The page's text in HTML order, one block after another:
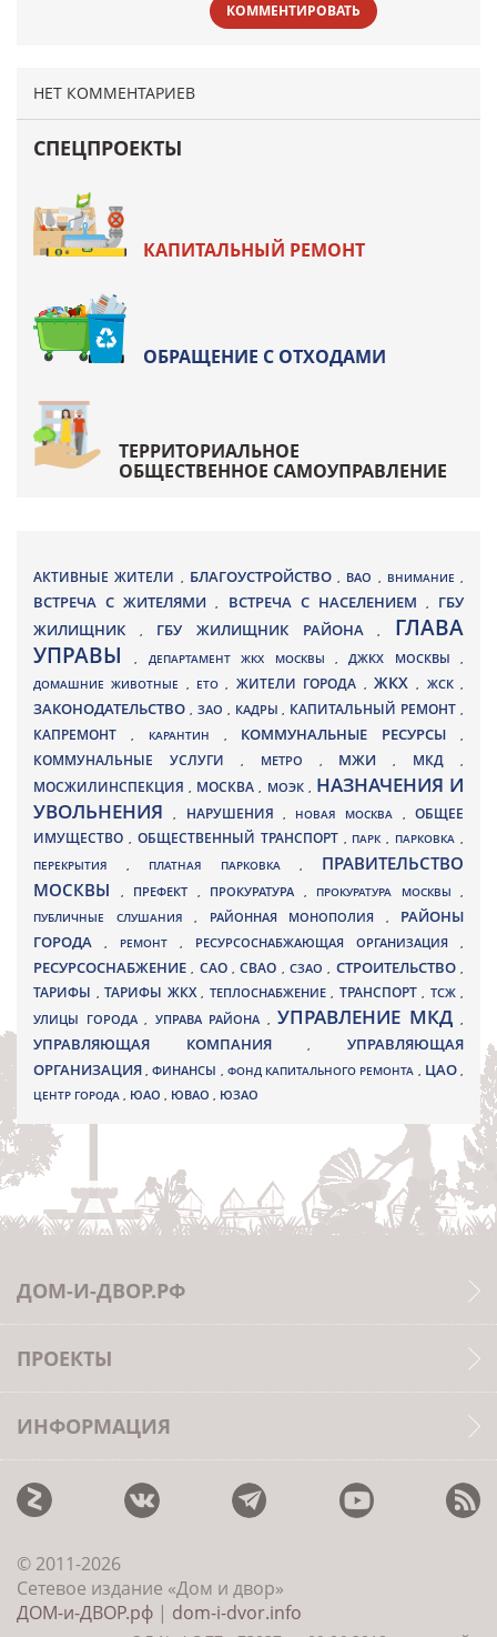
КОММЕНТИРОВАТЬ
НЕТ КОММЕНТАРИЕВ
СПЕЦПРОЕКТЫ
КАПИТАЛЬНЫЙ РЕМОНТ
ОБРАЩЕНИЕ С ОТХОДАМИ
ТЕРРИТОРИАЛЬНОЕ
ОБЩЕСТВЕННОЕ САМОУПРАВЛЕНИЕ
АКТИВНЫЕ ЖИТЕЛИ , БЛАГОУСТРОЙСТВО , ВАО , ВНИМАНИЕ ,
ВСТРЕЧА С ЖИТЕЛЯМИ, ВСТРЕЧА С НАСЕЛЕНИЕМ , ГБУ
ЖИЛИЩНИК
, ГБУ ЖИЛИЩНИК РАЙОНА, ГЛАВА
УПРАВЫ, ДЕПАРТАМЕНТ ЖКХ МОСКВЫ ,ДЖКХ МОСКВЫ ,
ДОМАШНИЕ ЖИВОТНЫЕ , ЕТО, ЖИТЕЛИ ГОРОДА , ЖКХ, ЖСК,
ЗАКОНОДАТЕЛЬСТВО , ЗАО , КАДРЫ, КАПИТАЛЬНЫЙ РЕМОНТ ,
КАПРЕМОНТ , КАРАНТИН , КОММУНАЛЬНЫЕ РЕСУРСЫ,
КОММУНАЛЬНЫЕ УСЛУГИ , МЕТРО , МЖИ, МКД ,
МОСЖИЛИНСПЕКЦИЯ, МОСКВА , МОЭК , НАЗНАЧЕНИЯ И
УВОЛЬНЕНИЯ, НАРУШЕНИЯ , НОВАЯ МОСКВА ,ОБЩЕЕ
ИМУЩЕСТВО , ОБЩЕСТВЕННЫЙ ТРАНСПОРТ , ПАРК, ПАРКОВКА ,
ПЕРЕКРЫТИЯ , ПЛАТНАЯ ПАРКОВКА , ПРАВИТЕЛЬСТВО
МОСКВЫ
, ПРЕФЕКТ , ПРОКУРАТУРА , ПРОКУРАТУРА МОСКВЫ ,
ПУБЛИЧНЫЕ СЛУШАНИЯ , РАЙОННАЯ МОНОПОЛИЯ , РАЙОНЫ
ГОРОДА
, РЕМОНТ , РЕСУРСОСНАБЖАЮЩАЯ ОРГАНИЗАЦИЯ ,
РЕСУРСОСНАБЖЕНИЕ, САО,СВАО ,СЗАО, СТРОИТЕЛЬСТВО,
ТАРИФЫ , ТАРИФЫ ЖКХ , ТЕПЛОСНАБЖЕНИЕ , ТРАНСПОРТ , ТСЖ ,
УЛИЦЫ ГОРОДА , УПРАВА РАЙОНА , УПРАВЛЕНИЕ МКД ,
УПРАВЛЯЮЩАЯ КОМПАНИЯ,УПРАВЛЯЮЩАЯ
ОРГАНИЗАЦИЯ,ФИНАНСЫ , ФОНД КАПИТАЛЬНОГО РЕМОНТА , ЦАО,
ЦЕНТР ГОРОДА , ЮАО , ЮВАО , ЮЗАО
ДОМ-И-ДВОР.РФ
ПРОЕКТЫ
ИНФОРМАЦИЯ
© 2011-2026
Сетевое издание «Дом и двор»
ДОМ-и-ДВОР.рф | dom-i-dvor.info